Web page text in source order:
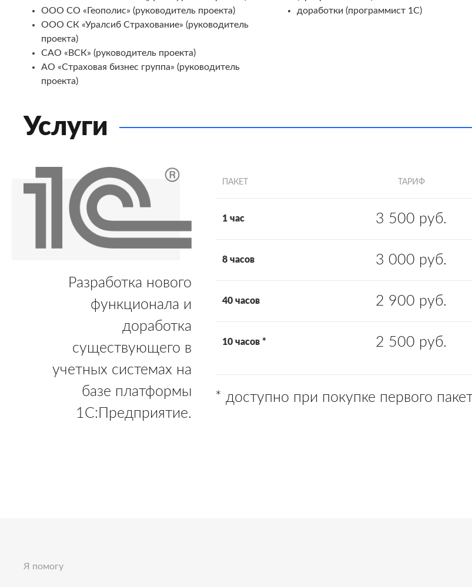
ООО СО «Геополис» (руководитель проекта)
ООО СК «Уралсиб Страхование» (руководитель
проекта)
САО «ВСК» (руководитель проекта)
АО «Страховая бизнес группа» (руководитель
проекта)
доработки (программист 1С)
Услуги
Разработка нового
функционала и
доработка
существующего в
учетных системах на
базе платформы
1С:Предприятие.
ПАКЕТ ТАРИФ
1 час 3 500 руб.
8 часов 3 000 руб.
40 часов 2 900 руб.
10 часов * 2 500 руб.
* доступно при покупке первого
Я помогу